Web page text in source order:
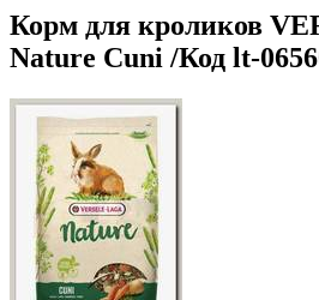
Корм для кроликов
Nature Cuni /Код lt-